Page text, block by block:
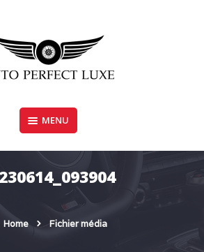
PERFECT LUXE
MENU
Home Fichier média